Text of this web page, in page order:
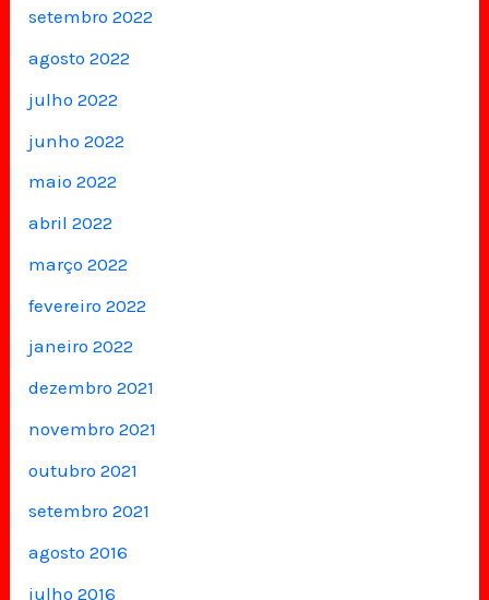
setembro 2022
agosto 2022
julho 2022
junho 2022
maio 2022
abril 2022
março 2022
fevereiro 2022
janeiro 2022
dezembro 2021
novembro 2021
outubro 2021
setembro 2021
agosto 2016
julho 2016